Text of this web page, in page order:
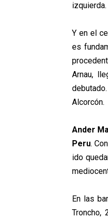
Y en el
es
Arnau,
Alcorcón.
Ander
Peru.
ido
En las
Troncho,